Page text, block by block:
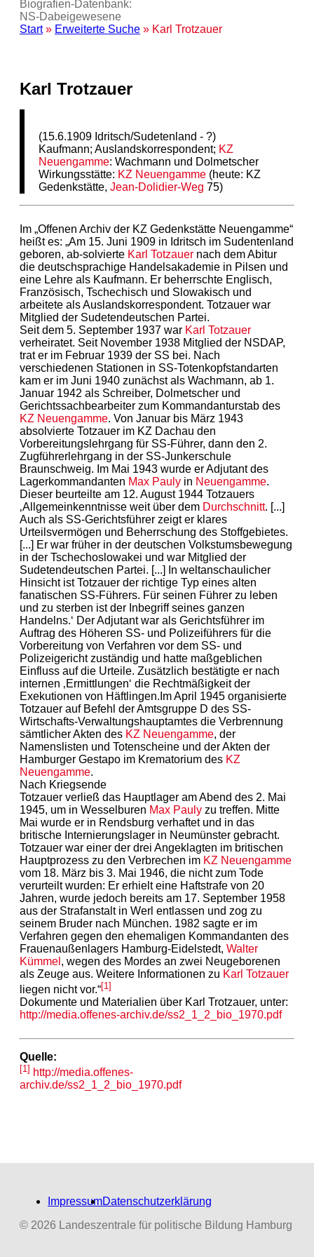
Biografien-Datenbank:
NS‑Dabeigewesene
Start» Erweiterte Suche » Karl Trotzauer
Karl Trotzauer
(15.6.1909 Idritsch/Sudetenland - ?)
Kaufmann; Auslandskorrespondent; KZ
Neuengamme: Wachmann und Dolmetscher
Wirkungsstätte: KZ Neuengamme (heute: KZ
Gedenkstätte,Jean-Dolidier-Weg 75)
Im „Offenen Archiv der KZ Gedenkstätte Neuengamme“
heißt es: „Am 15. Juni 1909 in Idritsch im Sudentenland
geboren, ab-solvierte Karl Totzauer nach dem Abitur
die deutschsprachige Handelsakademie in Pilsen und
eine Lehre als Kaufmann. Er beherrschte Englisch,
Französisch, Tschechisch und Slowakisch und
arbeitete als Auslandskorrespondent. Totzauer war
Mitglied der Sudetendeutschen Partei.
Seit dem 5. September 1937 war Karl Totzauer
verheiratet. Seit November 1938 Mitglied der NSDAP,
trat er im Februar 1939 der SS bei. Nach
verschiedenen Stationen in SS-Totenkopfstandarten
kam er im Juni 1940 zunächst als Wachmann, ab 1.
Januar 1942 als Schreiber, Dolmetscher und
Gerichtssachbearbeiter zum Kommandanturstab des
KZ Neuengamme. Von Januar bis März 1943
absolvierte Totzauer im KZ Dachau den
Vorbereitungslehrgang für SS-Führer, dann den 2.
Zugführerlehrgang in der SS-Junkerschule
Braunschweig. Im Mai 1943 wurde er Adjutant des
Lagerkommandanten Max Pauly in Neuengamme.
Dieser beurteilte am 12. August 1944 Totzauers
‚Allgemeinkenntnisse weit über dem Durchschnitt. [...]
Auch als SS-Gerichtsführer zeigt er klares
Urteilsvermögen und Beherrschung des Stoffgebietes.
[...] Er war früher in der deutschen Volkstumsbewegung
in der Tschechoslowakei und war Mitglied der
Sudetendeutschen Partei. [...] In weltanschaulicher
Hinsicht ist Totzauer der richtige Typ eines alten
fanatischen SS-Führers. Für seinen Führer zu leben
und zu sterben ist der Inbegriff seines ganzen
Handelns.‘ Der Adjutant war als Gerichtsführer im
Auftrag des Höheren SS- und Polizeiführers für die
Vorbereitung von Verfahren vor dem SS- und
Polizeigericht zuständig und hatte maßgeblichen
Einfluss auf die Urteile. Zusätzlich bestätigte er nach
internen ‚Ermittlungen‘ die Rechtmäßigkeit der
Exekutionen von Häftlingen.Im April 1945 organisierte
Totzauer auf Befehl der Amtsgruppe D des SS-
Wirtschafts-Verwaltungshauptamtes die Verbrennung
sämtlicher Akten des KZ Neuengamme, der
Namenslisten und Totenscheine und der Akten der
Hamburger Gestapo im Krematorium des KZ
Neuengamme.
Nach Kriegsende
Totzauer verließ das Hauptlager am Abend des 2. Mai
1945, um in Wesselburen Max Pauly zu treffen. Mitte
Mai wurde er in Rendsburg verhaftet und in das
britische Internierungslager in Neumünster gebracht.
Totzauer war einer der drei Angeklagten im britischen
Hauptprozess zu den Verbrechen im KZ Neuengamme
vom 18. März bis 3. Mai 1946, die nicht zum Tode
verurteilt wurden: Er erhielt eine Haftstrafe von 20
Jahren, wurde jedoch bereits am 17. September 1958
aus der Strafanstalt in Werl entlassen und zog zu
seinem Bruder nach München. 1982 sagte er im
Verfahren gegen den ehemaligen Kommandanten des
Frauenaußenlagers Hamburg-Eidelstedt, Walter
Kümmel , wegen des Mordes an zwei Neugeborenen
als Zeuge aus. Weitere Informationen zu Karl Totzauer
liegen nicht vor.“[1]
Dokumente und Materialien über Karl Trotzauer, unter:
http://media.offenes-archiv.de/ss2_1_2_bio_1970.pdf
Quelle:
[1] http://media.offenes-
archiv.de/ss2_1_2_bio_1970.pdf
ImpressumDatenschutzerklärung
© 2026 Landeszentrale für politische Bildung Hamburg